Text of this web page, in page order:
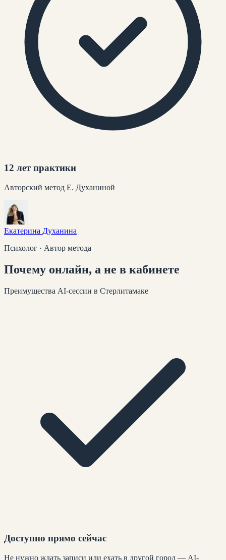
12 лет практики
Авторский метод Е. Духаниной
Екатерина Духанина
Психолог · Автор метода
Почему онлайн, а не в кабинете
Преимущества AI-сессии в Стерлитамаке
Доступно прямо сейчас
Не нужно ждать записи или ехать в другой город — AI-